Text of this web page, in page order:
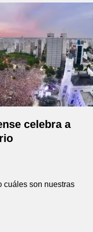
celebra a